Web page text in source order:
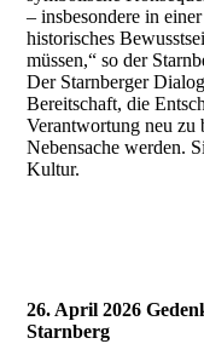
– insbesondere in
historisches
müssen,“ so der
Der Starnberger
Bereitschaft, die
Verantwortung neu zu
Nebensache werden.
Kultur.
26. April 2026
Starnberg